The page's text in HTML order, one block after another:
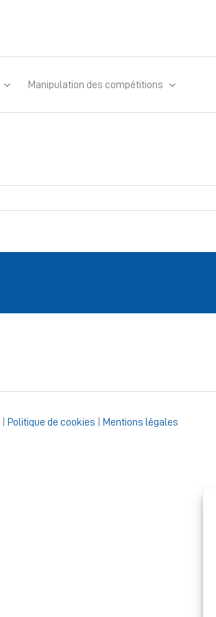
Manipulation des compétitions
Politique de cookies Mentions légales